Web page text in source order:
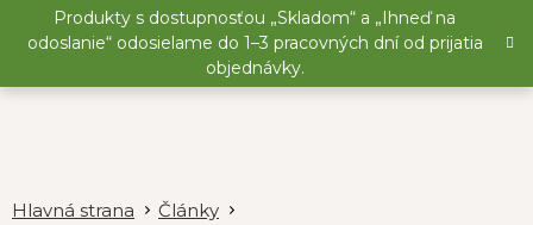
Produkty s dostupnosťou „Skladom“ a „Ihneď na
odoslanie“ odosielame do 1–3 pracovných dní od prijatia
objednávky.
Články